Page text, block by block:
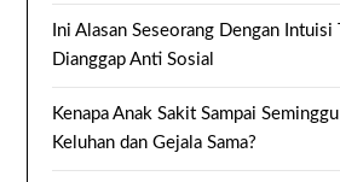
Ini Alasan Seseorang Dengan
Dianggap Anti Sosial
Kenapa Anak Sakit Sampai
Keluhan dan Gejala Sama?